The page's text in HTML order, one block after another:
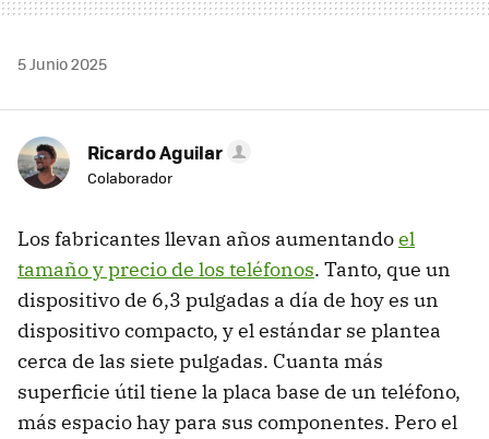
5 Junio 2025
Ricardo Aguilar
Colaborador
Los fabricantes llevan años aumentandoel
tamaño y precio de los teléfonos. Tanto, que un
dispositivo de 6,3 pulgadas a día de hoy es un
dispositivo compacto, y el estándar se plantea
cerca de las siete pulgadas. Cuanta más
superficie útil tiene la placa base de un teléfono,
más espacio hay para sus componentes. Pero el